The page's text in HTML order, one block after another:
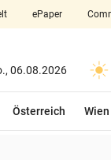
close
arrow_right
ePaper
aufklappen
06.08.2026
Österreich Wien